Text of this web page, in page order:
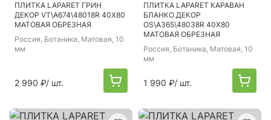
ПЛИТКА LAPARET ГРИН
ДЕКОР VT\A674\48018R 40Х80
МАТОВАЯ ОБРЕЗНАЯ
Россия, Ботаника, Матовая, 10
мм
2 990 ₽/ шт.
ПЛИТКА LAPARET КАРАВАН
БЛАНКО ДЕКОР
OS\A365\48038R 40Х80
МАТОВАЯ ОБРЕЗНАЯ
Россия, Ботаника, Матовая, 10
мм
1 990 ₽/ шт.